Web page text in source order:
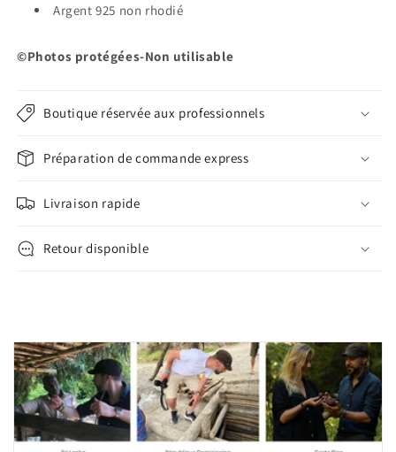
Argent 925 non rhodié
©Photos protégées-Non utilisable
Boutique réservée aux professionnels
Préparation de commande express
Livraison rapide
Retour disponible